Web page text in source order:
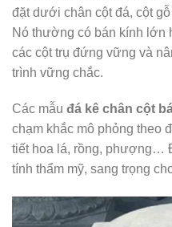
đặt dưới chân cột đá, cột
Nó thường có bán kính lớn
các cột trụ đứng vững và
trình vững chắc.
Các mẫu đá kê chân cột
chạm khắc mô phỏng theo
tiết hoa lá, rồng, phượng…
tính thẩm mỹ, sang trọng